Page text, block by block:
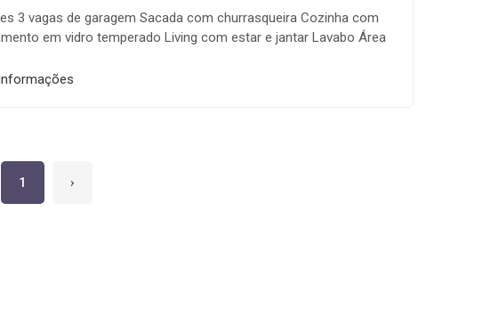
3 vagas de garagem Sacada com churrasqueira Cozinha com
em vidro temperado Living com estar e jantar Lavabo Área
Deck e lounge de frente para o mar Piscina adulto com bar
1 ›